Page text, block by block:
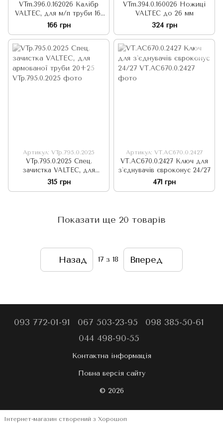
VTm.396.0.162026 Калібр
VALTEC, для м/п труби 16-
20-26, з ножами для зняття
фаски
166 грн
VTm.394.0.160026 Ножиці
VALTEC до 26 мм
324 грн
Артикул: VTp.795.0.2025
VTp.795.0.2025 Спец.
зачистка VALTEC, для
армованої труби 20+25
315 грн
Артикул: VT.AC670.0.2427
VT.AC670.0.2427 Ключ для
з`єднувачів євроконус 24/27
471 грн
Показати ще 20 товарів
Назад 17 з 18 Вперед
093 772-01-91 067 503-23-95
098 385-50-61
044 498-90-55
Контактна інформація
Повна версія сайту
© 2026
Інтернет-магазин створений з Хорошоп